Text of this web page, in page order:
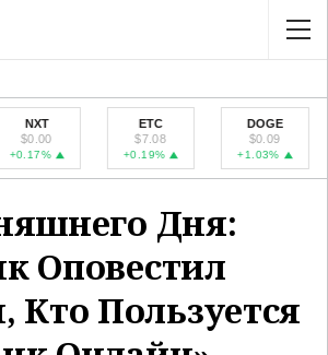
$7.08
+0.19%
DOGE
$0.09
+1.03%
Дня:
Оповестил
Кто Пользуется